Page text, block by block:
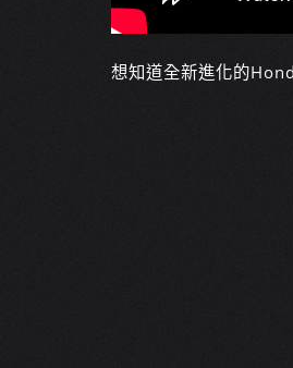
想知道全新進化的